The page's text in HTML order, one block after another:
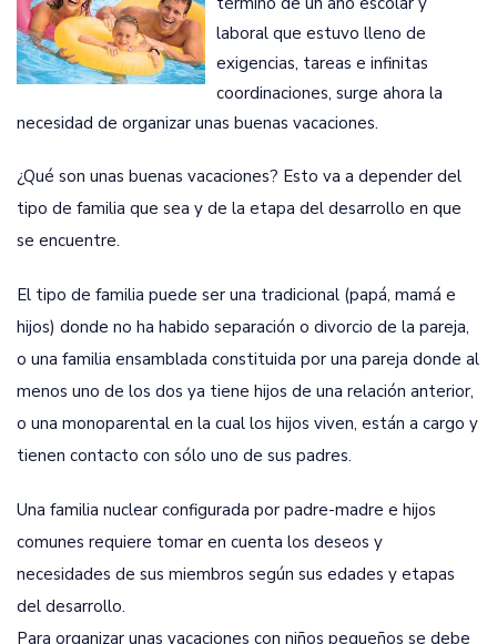
laboral que estuvo lleno de
exigencias, tareas e infinitas
coordinaciones, surge ahora la
necesidad de organizar unas buenas vacaciones.
¿Qué son unas buenas vacaciones? Esto va a depender del
tipo de familia que sea y de la etapa del desarrollo en que
se encuentre.
El tipo de familia puede ser una tradicional (papá, mamá e
hijos) donde no ha habido separación o divorcio de la pareja,
o una familia ensamblada constituida por una pareja donde al
menos uno de los dos ya tiene hijos de una relación anterior,
o una monoparental en la cual los hijos viven, están a cargo y
tienen contacto con sólo uno de sus padres.
Una familia nuclear configurada por padre-madre e hijos
comunes requiere tomar en cuenta los deseos y
necesidades de sus miembros según sus edades y etapas
del desarrollo.
Para organizar unas vacaciones con niños pequeños se debe